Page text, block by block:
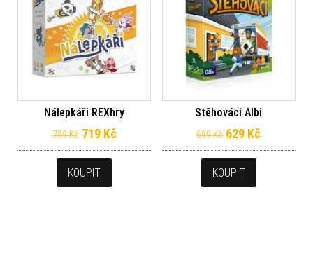
Nálepkáři REXhry
799Kč Původní cena byla: 799 Kč.
719 KčAktuální cena je: 719 Kč.
KOUPIT
Stěhováci Albi
699Kč Původní cena
629 Kč
KOUPIT